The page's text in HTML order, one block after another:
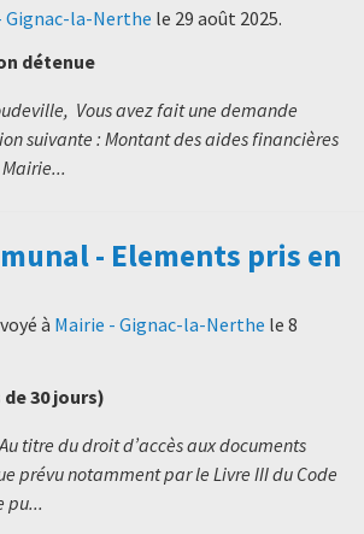
Gignac-la-Nerthe le 29 août 2025.
détenue
Vous avez fait une demande
suivante : Montant des aides financières
- Elements pris en
à Mairie - Gignac-la-Nerthe le 8
30 jours)
titre du droit d’accès aux documents
prévu notamment par le Livre III du Code
pu...